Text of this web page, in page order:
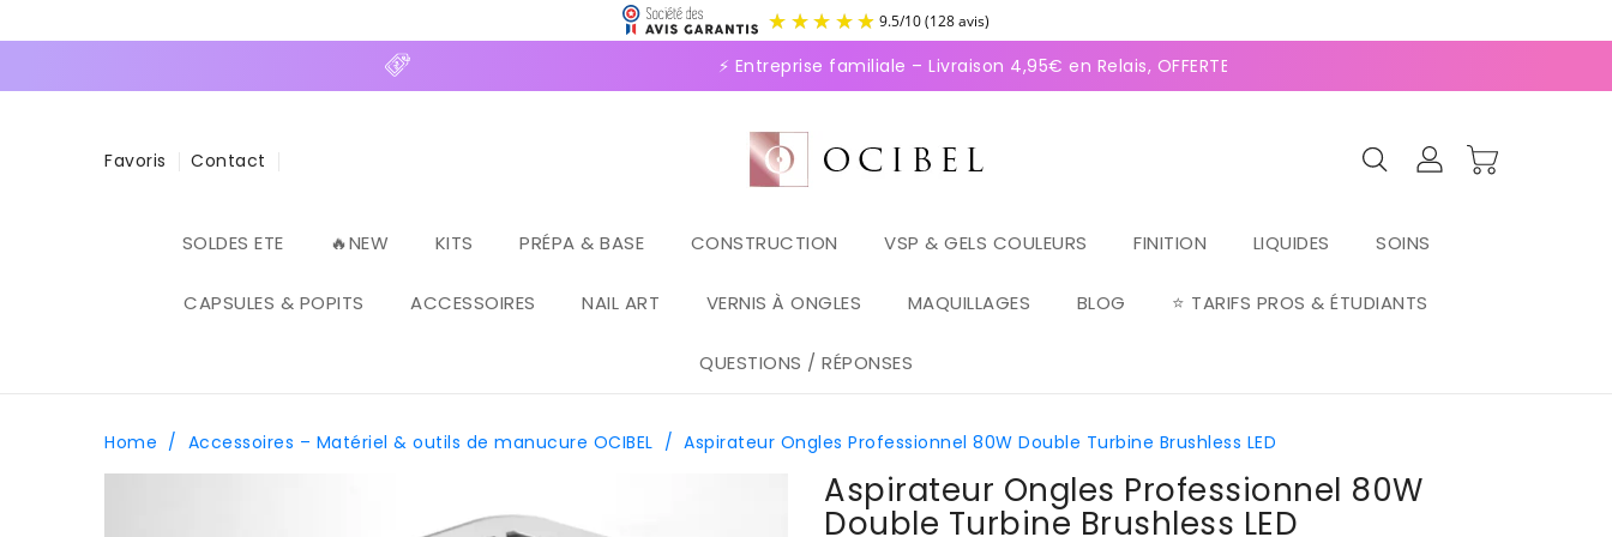
⚡ Entreprise familiale – Livraison 4,95€ en Relais, OFFERTE dès 70€ ⚡Paiement 2-4x Alma ⚡
Favoris Contact
SOLDES ETE 🔥NEW KITS PRÉPA & BASE CONSTRUCTION VSP & GELS COULEURS FINITION LIQUIDES SOINS
CAPSULES & POPITS ACCESSOIRES NAIL ART VERNIS À ONGLES MAQUILLAGES BLOG ⭐ TARIFS PROS & ÉTUDIANTS
QUESTIONS / RÉPONSES
Home / Accessoires – Matériel & outils de manucure OCIBEL / Aspirateur Ongles Professionnel 80W Double Turbine Brushless LED
Aspirateur Ongles Professionnel 80W
Double Turbine Brushless LED